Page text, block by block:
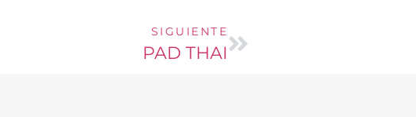
SIGUIENTE
PAD THAI